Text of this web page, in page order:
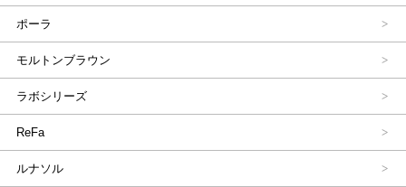
ポーラ
モルトンブラウン
ラボシリーズ
ReFa
ルナソル